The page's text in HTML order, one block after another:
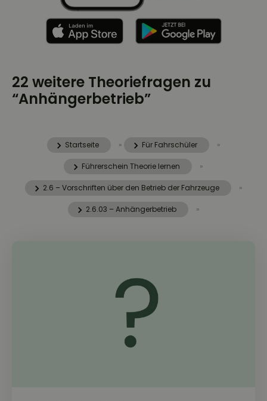
22 weitere Theoriefragen zu
“Anhängerbetrieb”
Startseite » Für Fahrschüler »
Führerschein Theorie lernen »
2.6 – Vorschriften über den Betrieb der Fahrzeuge »
2.6.03 – Anhängerbetrieb »